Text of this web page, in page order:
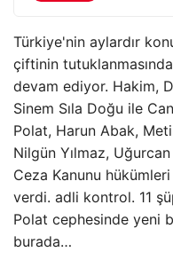
Türkiye'nin aylardır
çiftinin
devam ediyor. Hakim,
Sinem Sıla Doğu ile
Polat, Harun Abak,
Nilgün Yılmaz,
Ceza Kanunu
verdi. adli kontrol. 11
Polat cephesinde yeni
burada…